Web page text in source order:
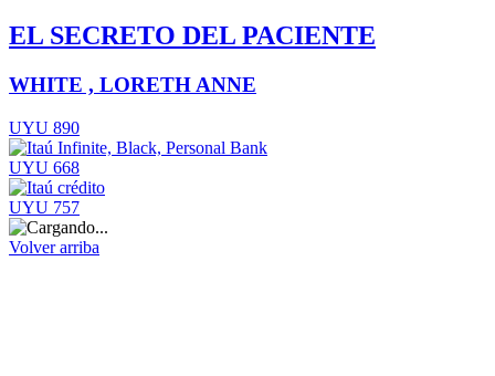
EL SECRETO DEL PACIENTE
WHITE , LORETH ANNE
UYU 890
UYU 668
UYU 757
Volver arriba